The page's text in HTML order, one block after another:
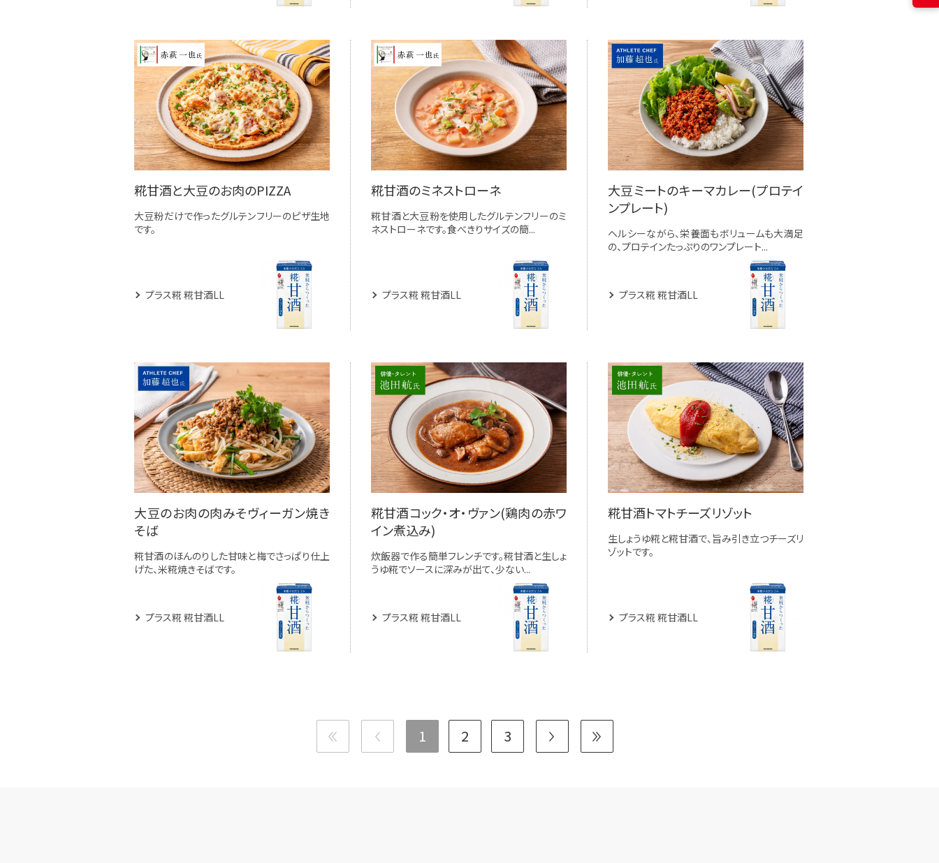
糀甘酒と大豆のお肉のPIZZA
大豆粉だけで作ったグルテンフリーのピザ生地
です。
プラス糀 糀甘酒LL
糀甘酒のミネストローネ
糀甘酒と大豆粉を使用したグルテンフリーのミ
ネストローネです。食べきりサイズの簡...
プラス糀 糀甘酒LL
大豆ミートのキーマカレー(プロテイ
ンプレート)
ヘルシーながら、栄養面もボリュームも大満足
の、プロテインたっぷりのワンプレート...
プラス糀 糀甘酒LL
大豆のお肉の肉みそヴィーガン焼き
そば
糀甘酒のほんのりした甘味と梅でさっぱり仕上
げた、米糀焼きそばです。
プラス糀 糀甘酒LL
糀甘酒コック・オ・ヴァン(鶏肉の赤ワ
イン煮込み)
炊飯器で作る簡単フレンチです。糀甘酒と生しょ
うゆ糀でソースに深みが出て、少ない...
プラス糀 糀甘酒LL
糀甘酒トマトチーズリゾット
生しょうゆ糀と糀甘酒で、旨み引き立つチーズリ
ゾットです。
プラス糀 糀甘酒LL
1 2 3